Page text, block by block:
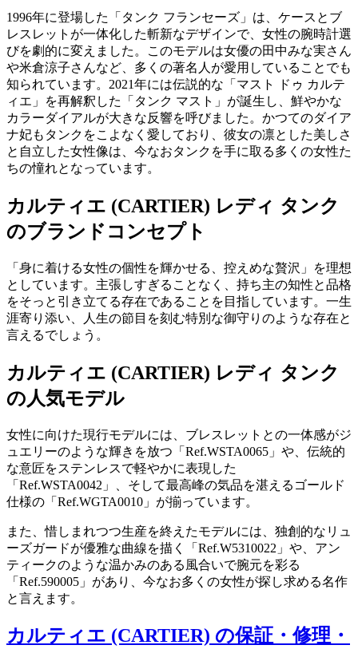
1996年に登場した「タンク フランセーズ」は、ケースとブ
レスレットが一体化した斬新なデザインで、女性の腕時計選
びを劇的に変えました。このモデルは女優の田中みな実さん
や米倉涼子さんなど、多くの著名人が愛用していることでも
知られています。2021年には伝説的な「マスト ドゥ カルテ
ィエ」を再解釈した「タンク マスト」が誕生し、鮮やかな
カラーダイアルが大きな反響を呼びました。かつてのダイア
ナ妃もタンクをこよなく愛しており、彼女の凛とした美しさ
と自立した女性像は、今なおタンクを手に取る多くの女性た
ちの憧れとなっています。
カルティエ (CARTIER) レディ タンク
のブランドコンセプト
「身に着ける女性の個性を輝かせる、控えめな贅沢」を理想
としています。主張しすぎることなく、持ち主の知性と品格
をそっと引き立てる存在であることを目指しています。一生
涯寄り添い、人生の節目を刻む特別な御守りのような存在と
言えるでしょう。
カルティエ (CARTIER) レディ タンク
の人気モデル
女性に向けた現行モデルには、ブレスレットとの一体感がジ
ュエリーのような輝きを放つ「Ref.WSTA0065」や、伝統的
な意匠をステンレスで軽やかに表現した
「Ref.WSTA0042」、そして最高峰の気品を湛えるゴールド
仕様の「Ref.WGTA0010」が揃っています。
また、惜しまれつつ生産を終えたモデルには、独創的なリュ
ーズガードが優雅な曲線を描く「Ref.W5310022」や、アン
ティークのような温かみのある風合いで腕元を彩る
「Ref.590005」があり、今なお多くの女性が探し求める名作
と言えます。
カルティエ (CARTIER) の保証・修理・